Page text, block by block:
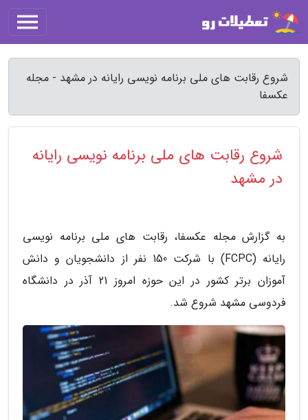
شروع رقابت های ملی برنامه نویسی رایانه در مشهد - مجله
عکسفا
شروع رقابت های ملی برنامه نویسی رایانه
در مشهد
به گزارش مجله عکسفا، رقابت های ملی برنامه نویسی
رایانه (FCPC) با شرکت 150 نفر از دانشجویان و دانش
آموزان برتر کشور در این حوزه امروز 21 آذر در دانشگاه
فردوسی مشهد شروع شد.